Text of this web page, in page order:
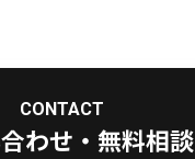
CONTACT
わせ・無料相談